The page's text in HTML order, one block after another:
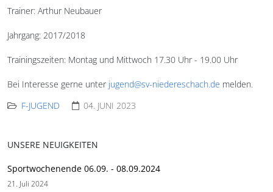
Trainer: Arthur Neubauer
Jahrgang: 2017/2018
Trainingszeiten: Montag und Mittwoch 17.30 Uhr - 19.00 Uhr
Bei Interesse gerne unter jugend@sv-niedereschach.de melden.
F-JUGEND
04. JUNI 2023
UNSERE NEUIGKEITEN
Sportwochenende 06.09. - 08.09.2024
21. Juli 2024